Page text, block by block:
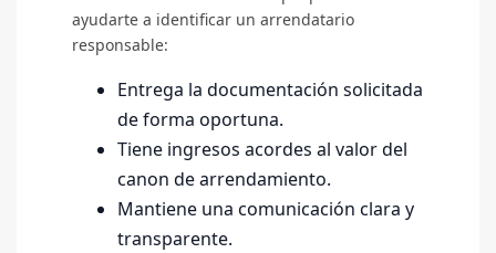
ayudarte a identificar un arrendatario
responsable:
Entrega la documentación solicitada
de forma oportuna.
Tiene ingresos acordes al valor del
canon de arrendamiento.
Mantiene una comunicación clara y
transparente.